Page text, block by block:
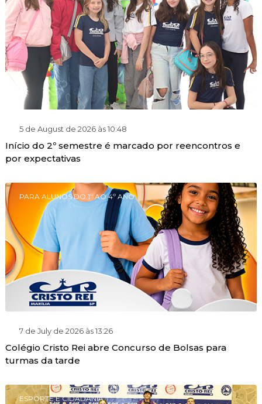
5 de August de 2026 às 10:48
Início do 2º semestre é marcado por reencontros e
por expectativas
PARA ALUNOS DO 1º AO 4º ANO
7 de July de 2026 às 13:26
Colégio Cristo Rei abre Concurso de Bolsas para
turmas da tarde
ESPORTE E CIDADANIA